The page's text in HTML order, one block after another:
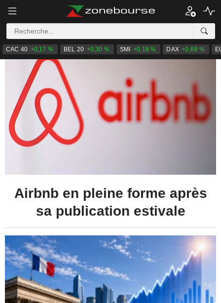
CAC 40 +0,17 % BEL 20 +0,30 % SMI +0,18 % DAX +0,69 %
Airbnb en pleine forme après
sa publication estivale